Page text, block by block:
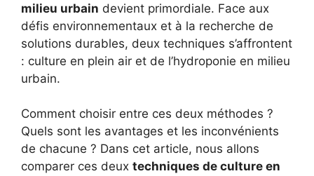
milieu urbain devient primordiale. Face aux
défis environnementaux et à la recherche de
solutions durables, deux techniques s’affrontent
: culture en plein air et de l’hydroponie en milieu
urbain.
Comment choisir entre ces deux méthodes ?
Quels sont les avantages et les inconvénients
de chacune ? Dans cet article, nous allons
comparer ces deux techniques de culture en